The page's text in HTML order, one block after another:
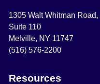
1305 Walt Whitman Road,
Suite 110
Melville, NY 11747
(516) 576-2200
Resources